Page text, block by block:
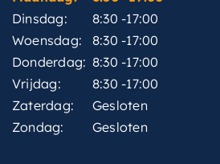
Dinsdag:
8:30 -17:00
Woensdag:
8:30 -17:00
Donderdag: 8:30 -17:00
Vrijdag:
8:30 -17:00
Zaterdag:
Gesloten
Zondag:
Gesloten